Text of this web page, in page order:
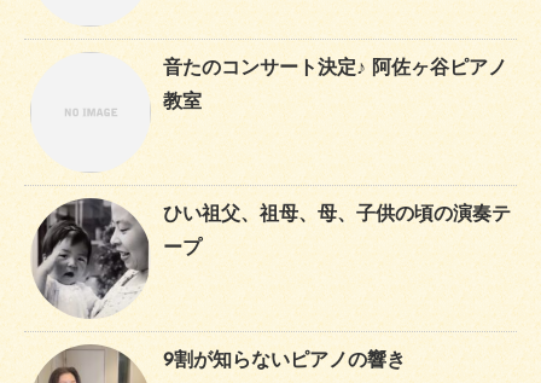
音たのコンサート決定♪ 阿佐ヶ谷ピアノ
教室
ひい祖父、祖母、母、子供の頃の演奏テ
ープ
9割が知らないピアノの響き